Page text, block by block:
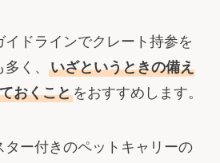
イドラインでクレート持参を
く、 いざというときの備え
おくことをおすすめします。
ター付きのペットキャリーの